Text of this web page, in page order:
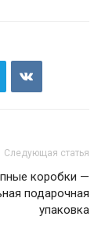
Следующая статья
коробки —
подарочная
упаковка